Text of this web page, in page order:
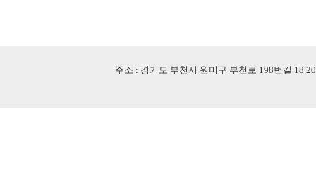
주소 : 경기도 부천시 원미구 부천로 198번길